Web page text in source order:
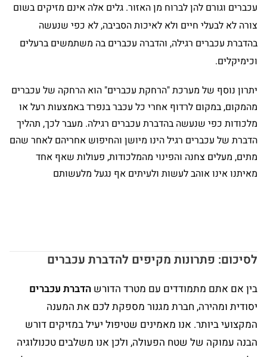
עכברים וגורם להן לברוח מן האזור. גלים אלה אינם מזיקים בשום
צורה לא לבעלי חיים ולא לאיכות הסביבה, לא כפי שנעשה
בהדברת עכברים רגילה, והדברה עכברים בה משתמשים ברעלים
וכימיקלים.
יתרון נוסף של מערכת "הרחקת עכברים" הוא הרחקה של עכברים
מהמקום, במקום לרדוף אחרי כל עכבר בנפרד באמצעות רעל או
מלכודות כפי שנעשה בהדברת עכברים רגילה. מעבר לכך, תהליך
הדברת של עכברים רגיל הינו מיושן והחיפוש אחריהם לאחר שהם
מתים, מעלים צחנה והפינוי מהמלכודות, פעולות שאף אחד
מאיתנו אינו אוהב לעשות ולעיתים אף נגעל מלעשותם
לסיכום: פתרונות מקיפים להדברת עכברים
בין אם אתם מתמודדים עם מטרד הדורש הדברת עכברים
יסודית ומהירה, חברת מגנור מספקת לכם את המענה
המקצועי ביותר. אנו מאמינים שטיפול יעיל במזיקים דורש
הבנה עמוקה של שטח הפעולה, ולכן אנו משלבים טכנולוגיה